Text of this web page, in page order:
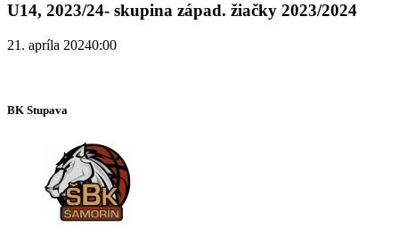
U14, 2023/24- skupina západ. žiačky 2023/2024
21. apríla 20240:00
BK Stupava